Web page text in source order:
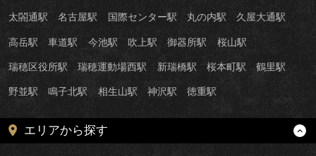
太閤通駅 名古屋駅 国際センター駅 丸の内駅 久屋大通駅
高岳駅 車道駅 今池駅 吹上駅 御器所駅 桜山駅
瑞穂区役所駅 瑞穂運動場西駅 新瑞橋駅 桜本町駅 鶴里駅
野並駅 鳴子北駅 相生山駅 神沢駅 徳重駅
エリアから探す